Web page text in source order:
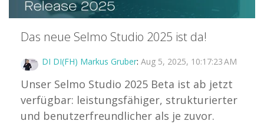
Das neue Selmo Studio 2025 ist da!
DI DI(FH) Markus Gruber: Aug 5, 2025, 10:17:23 AM
Unser Selmo Studio 2025 Beta ist ab jetzt
verfügbar: leistungsfähiger, strukturierter
und benutzerfreundlicher als je zuvor.